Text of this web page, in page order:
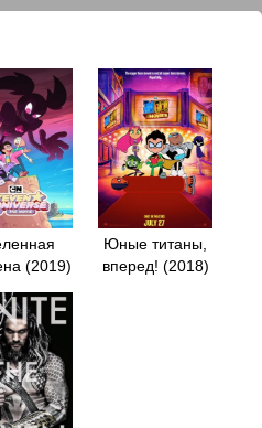
(2019)
Юные титаны,
вперед! (2018)